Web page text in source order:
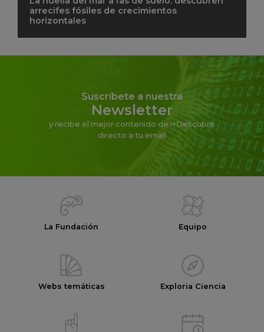
arrecifes fósiles de crecimientos
horizontales
Suscríbete a nuestra
Newsletter
y recibe el mejor contenido de i+Descubre
directo a tu email
La Fundación Equipo
Webs temáticas Exploria Ciencia